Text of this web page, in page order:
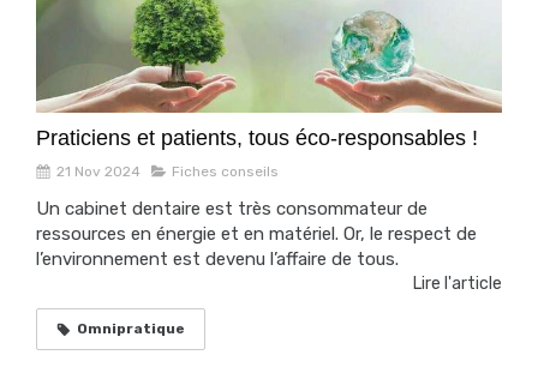
Praticiens et patients, tous éco-responsables !
21 Nov 2024 Fiches conseils
Un cabinet dentaire est très consommateur de
ressources en énergie et en matériel. Or, le respect de
l’environnement est devenu l’affaire de tous.
Lire l'article
Omnipratique